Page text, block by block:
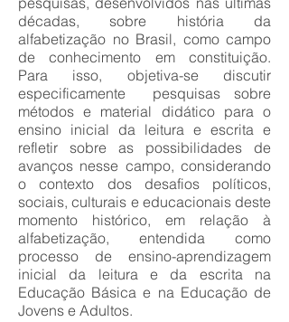
décadas, sobre história da
alfabetização no Brasil, como campo
de conhecimento em constituição.
Para isso, objetiva-se discutir
especificamente pesquisas sobre
métodos e material didático para o
ensino inicial da leitura e escrita e
refletir sobre as possibilidades de
avanços nesse campo, considerando
o contexto dos desafios políticos,
sociais, culturais e educacionais deste
momento histórico, em relação à
alfabetização, entendida como
processo de ensino-aprendizagem
inicial da leitura e da escrita na
Educação Básica e na Educação de
Jovens e Adultos.